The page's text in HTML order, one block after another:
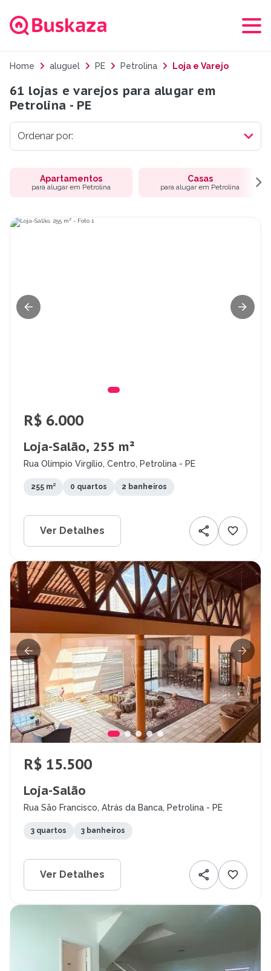
Home aluguel PE Petrolina Loja e Varejo
61 lojas e varejos para alugar em
Petrolina - PE
Apartamentos
para alugar em Petrolina
Casas
para alugar em Petrolina
R$ 6.000
Loja-Salão, 255 m²
Rua Olímpio Virgílio, Centro, Petrolina - PE
255 m² 0 quartos 2 banheiros
Ver Detalhes
R$ 15.500
Loja-Salão
Rua São Francisco, Atrás da Banca, Petrolina - PE
3 quartos 3 banheiros
Ver Detalhes